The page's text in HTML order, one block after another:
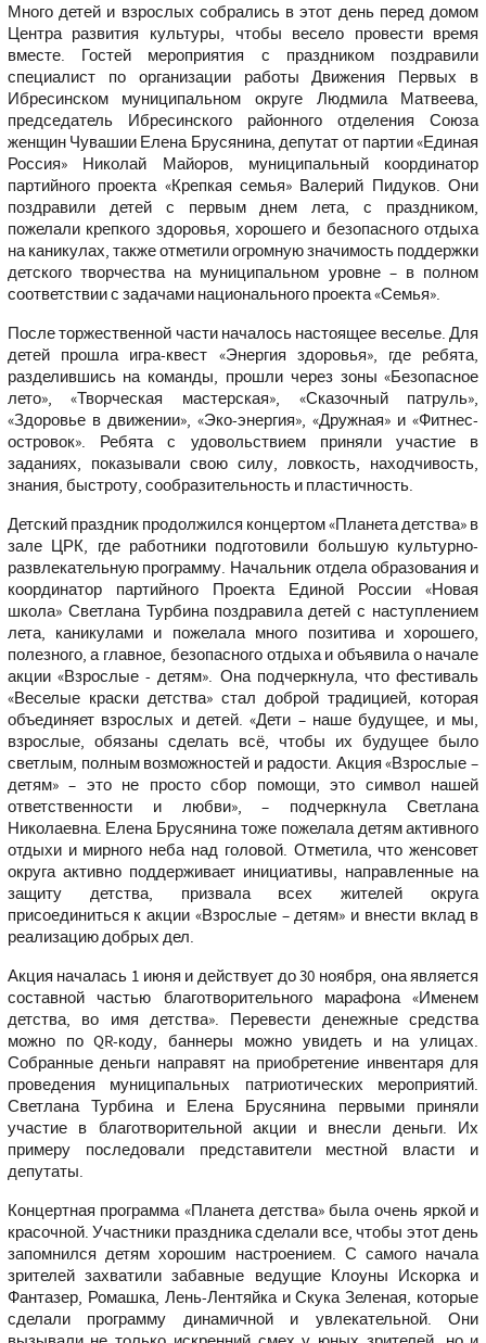
Много детей и взрослых собрались в этот день перед домом
Центра развития культуры, чтобы весело провести время
вместе. Гостей мероприятия с праздником поздравили
специалист по организации работы Движения Первых в
Ибресинском муниципальном округе Людмила Матвеева,
председатель Ибресинского районного отделения Союза
женщин Чувашии Елена Брусянина, депутат от партии «Единая
Россия» Николай Майоров, муниципальный координатор
партийного проекта «Крепкая семья» Валерий Пидуков. Они
поздравили детей с первым днем лета, с праздником,
пожелали крепкого здоровья, хорошего и безопасного отдыха
на каникулах, также отметили огромную значимость поддержки
детского творчества на муниципальном уровне – в полном
соответствии с задачами национального проекта «Семья».
После торжественной части началось настоящее веселье. Для
детей прошла игра-квест «Энергия здоровья», где ребята,
разделившись на команды, прошли через зоны «Безопасное
лето», «Творческая мастерская», «Сказочный патруль»,
«Здоровье в движении», «Эко-энергия», «Дружная» и «Фитнес-
островок». Ребята с удовольствием приняли участие в
заданиях, показывали свою силу, ловкость, находчивость,
знания, быстроту, сообразительность и пластичность.
Детский праздник продолжился концертом «Планета детства» в
зале ЦРК, где работники подготовили большую культурно-
развлекательную программу. Начальник отдела образования и
координатор партийного Проекта Единой России «Новая
школа» Светлана Турбина поздравила детей с наступлением
лета, каникулами и пожелала много позитива и хорошего,
полезного, а главное, безопасного отдыха и объявила о начале
акции «Взрослые - детям». Она подчеркнула, что фестиваль
«Веселые краски детства» стал доброй традицией, которая
объединяет взрослых и детей. «Дети – наше будущее, и мы,
взрослые, обязаны сделать всё, чтобы их будущее было
светлым, полным возможностей и радости. Акция «Взрослые –
детям» – это не просто сбор помощи, это символ нашей
ответственности и любви», – подчеркнула Светлана
Николаевна. Елена Брусянина тоже пожелала детям активного
отдыхи и мирного неба над головой. Отметила, что женсовет
округа активно поддерживает инициативы, направленные на
защиту детства, призвала всех жителей округа
присоединиться к акции «Взрослые – детям» и внести вклад в
реализацию добрых дел.
Акция началась 1 июня и действует до 30 ноября, она является
составной частью благотворительного марафона «Именем
детства, во имя детства». Перевести денежные средства
можно по QR-коду, баннеры можно увидеть и на улицах.
Собранные деньги направят на приобретение инвентаря для
проведения муниципальных патриотических мероприятий.
Светлана Турбина и Елена Брусянина первыми приняли
участие в благотворительной акции и внесли деньги. Их
примеру последовали представители местной власти и
депутаты.
Концертная программа «Планета детства» была очень яркой и
красочной. Участники праздника сделали все, чтобы этот день
запомнился детям хорошим настроением. С самого начала
зрителей захватили забавные ведущие Клоуны Искорка и
Фантазер, Ромашка, Лень-Лентяйка и Скука Зеленая, которые
сделали программу динамичной и увлекательной. Они